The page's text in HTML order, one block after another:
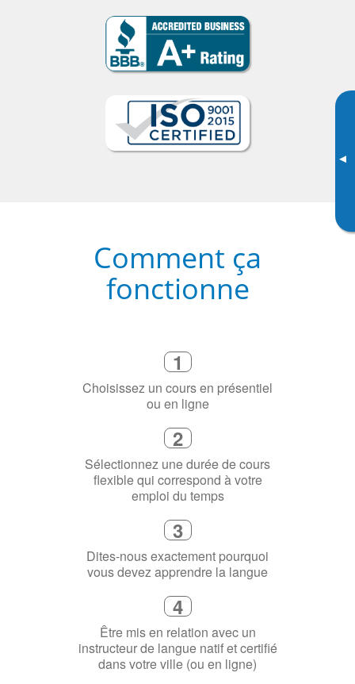
▸
Comment ça
fonctionne
1
Choisissez un cours en présentiel
ou en ligne
2
Sélectionnez une durée de cours
flexible qui correspond à votre
emploi du temps
3
Dites-nous exactement pourquoi
vous devez apprendre la langue
4
Être mis en relation avec un
instructeur de langue natif et certifié
dans votre ville (ou en ligne)